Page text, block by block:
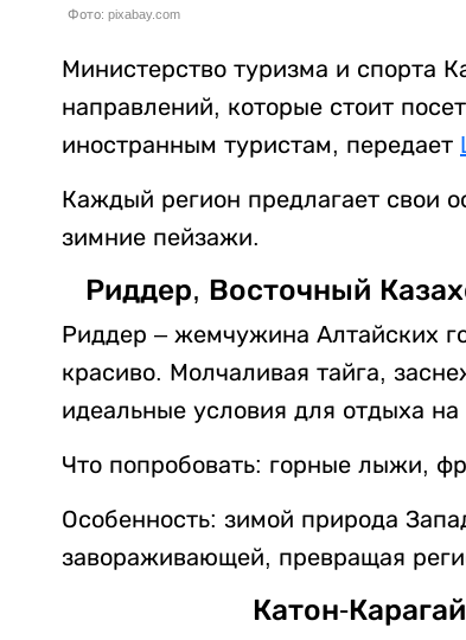
Фото: pixabay.com
Министерство туризма и спорта
направлений, которые стоит
иностранным туристам, передает
Каждый регион предлагает свои
зимние пейзажи.
Риддер, Восточный
Риддер – жемчужина Алтайских
красиво. Молчаливая тайга,
идеальные условия для отдыха на
Что попробовать: горные лыжи,
Особенность: зимой природа
завораживающей, превращая
Катон-